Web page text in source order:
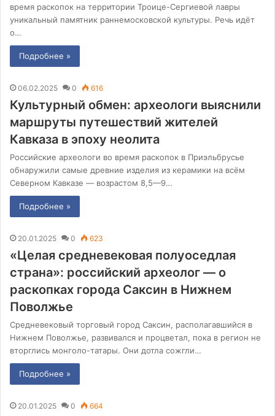
время раскопок на территории Троице-Сергиевой лавры
уникальный памятник раннемосковской культуры. Речь идёт
о…
Подробнее »
06.02.2025 0 616
Культурный обмен: археологи выяснили
маршруты путешествий жителей
Кавказа в эпоху неолита
Российские археологи во время раскопок в Приэльбрусье
обнаружили самые древние изделия из керамики на всём
Северном Кавказе — возрастом 8,5—9…
Подробнее »
20.01.2025 0 623
«Целая средневековая полуоседлая
страна»: российский археолог — о
раскопках города Саксин в Нижнем
Поволжье
Средневековый торговый город Саксин, располагавшийся в
Нижнем Поволжье, развивался и процветал, пока в регион не
вторглись монголо-татары. Они дотла сожгли…
Подробнее »
20.01.2025 0 664